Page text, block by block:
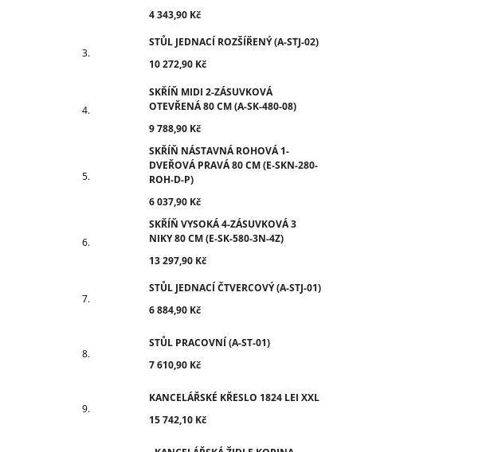
4 343,90 Kč
STŮL JEDNACÍ ROZŠÍŘENÝ (A-STJ-02)
10 272,90 Kč
SKŘÍŇ MIDI 2-ZÁSUVKOVÁ
OTEVŘENÁ 80 CM (A-SK-480-08)
9 788,90 Kč
SKŘÍŇ NÁSTAVNÁ ROHOVÁ 1-
DVEŘOVÁ PRAVÁ 80 CM (E-SKN-280-
ROH-D-P)
6 037,90 Kč
SKŘÍŇ VYSOKÁ 4-ZÁSUVKOVÁ 3
NIKY 80 CM (E-SK-580-3N-4Z)
13 297,90 Kč
STŮL JEDNACÍ ČTVERCOVÝ (A-STJ-01)
6 884,90 Kč
STŮL PRACOVNÍ (A-ST-01)
7 610,90 Kč
KANCELÁŘSKÉ KŘESLO 1824 LEI XXL
15 742,10 Kč